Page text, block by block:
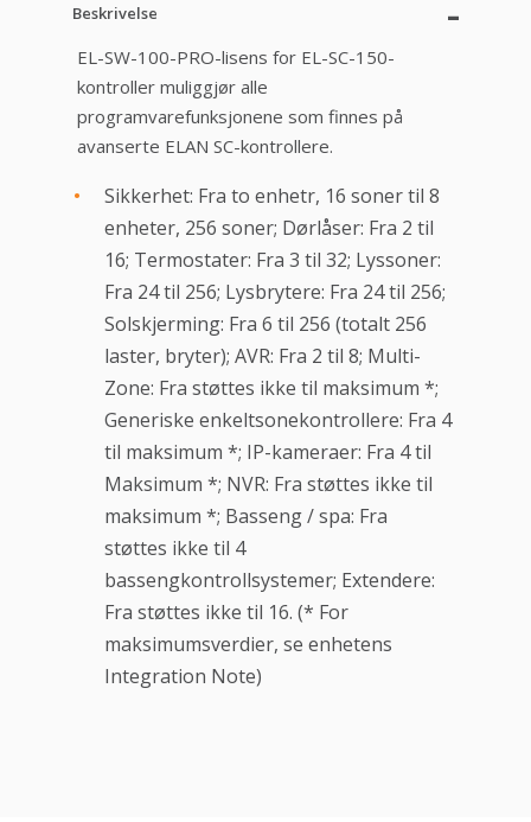
Beskrivelse
EL-SW-100-PRO-lisens for EL-SC-150-
kontroller muliggjør alle
programvarefunksjonene som finnes på
avanserte ELAN SC-kontrollere.
Sikkerhet: Fra to enhetr, 16 soner til 8
enheter, 256 soner; Dørlåser: Fra 2 til
16; Termostater: Fra 3 til 32; Lyssoner:
Fra 24 til 256; Lysbrytere: Fra 24 til 256;
Solskjerming: Fra 6 til 256 (totalt 256
laster, bryter); AVR: Fra 2 til 8; Multi-
Zone: Fra støttes ikke til maksimum *;
Generiske enkeltsonekontrollere: Fra 4
til maksimum *; IP-kameraer: Fra 4 til
Maksimum *; NVR: Fra støttes ikke til
maksimum *; Basseng / spa: Fra
støttes ikke til 4
bassengkontrollsystemer; Extendere:
Fra støttes ikke til 16. (* For
maksimumsverdier, se enhetens
Integration Note)